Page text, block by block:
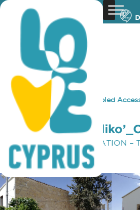
You are here: Home »Disabled
‘Bakaliko’_Old Aglantzia
Traditional
ACCESSIBILITY INFORMATION –
‘Bakaliko’_Old Aglantzia